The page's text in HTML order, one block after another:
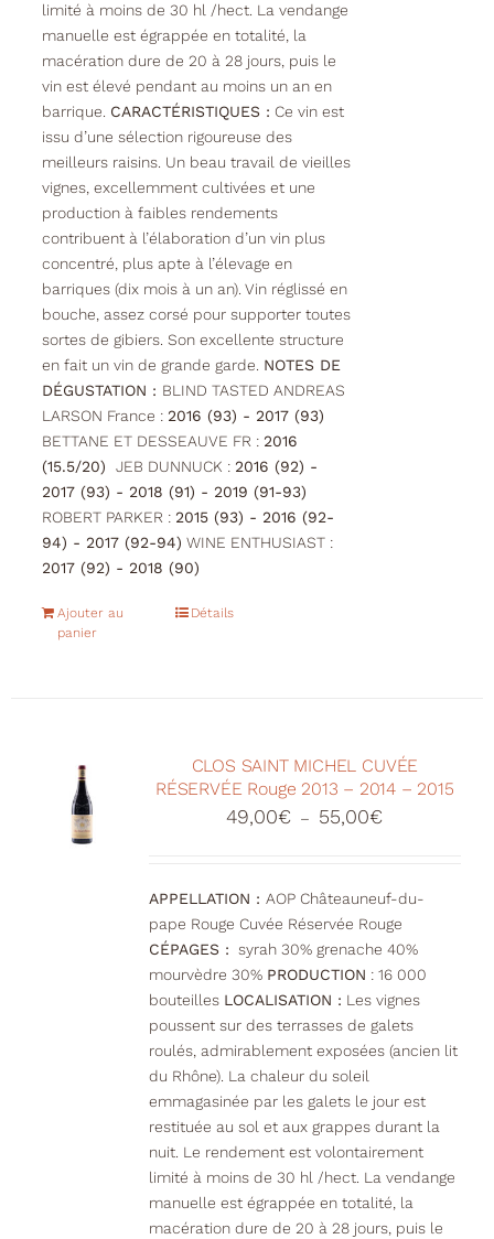
limité à moins de 30 hl /hect. La vendange
manuelle est égrappée en totalité, la
macération dure de 20 à 28 jours, puis le
vin est élevé pendant au moins un an en
barrique. CARACTÉRISTIQUES : Ce vin est
issu d’une sélection rigoureuse des
meilleurs raisins. Un beau travail de vieilles
vignes, excellemment cultivées et une
production à faibles rendements
contribuent à l’élaboration d’un vin plus
concentré, plus apte à l’élevage en
barriques (dix mois à un an). Vin réglissé en
bouche, assez corsé pour supporter toutes
sortes de gibiers. Son excellente structure
en fait un vin de grande garde. NOTES DE
DÉGUSTATION : BLIND TASTED ANDREAS
LARSON France : 2016 (93) - 2017 (93)
BETTANE ET DESSEAUVE FR : 2016
(15.5/20)
JEB DUNNUCK : 2016 (92) -
2017 (93) - 2018 (91) - 2019 (91-93)
ROBERT PARKER : 2015 (93) - 2016 (92-
94) - 2017 (92-94) WINE ENTHUSIAST :
2017 (92) - 2018 (90)
Ajouter au
panier
Détails
CLOS SAINT MICHEL CUVÉE
RÉSERVÉE Rouge 2013 – 2014 – 2015
49,00€ – 55,00€
55,00€
APPELLATION : AOP Châteauneuf-du-
pape Rouge Cuvée Réservée Rouge
CÉPAGES : syrah 30% grenache 40%
mourvèdre 30% PRODUCTION : 16 000
bouteilles LOCALISATION : Les vignes
poussent sur des terrasses de galets
roulés, admirablement exposées (ancien lit
du Rhône). La chaleur du soleil
emmagasinée par les galets le jour est
restituée au sol et aux grappes durant la
nuit. Le rendement est volontairement
limité à moins de 30 hl /hect. La vendange
manuelle est égrappée en totalité, la
macération dure de 20 à 28 jours, puis le